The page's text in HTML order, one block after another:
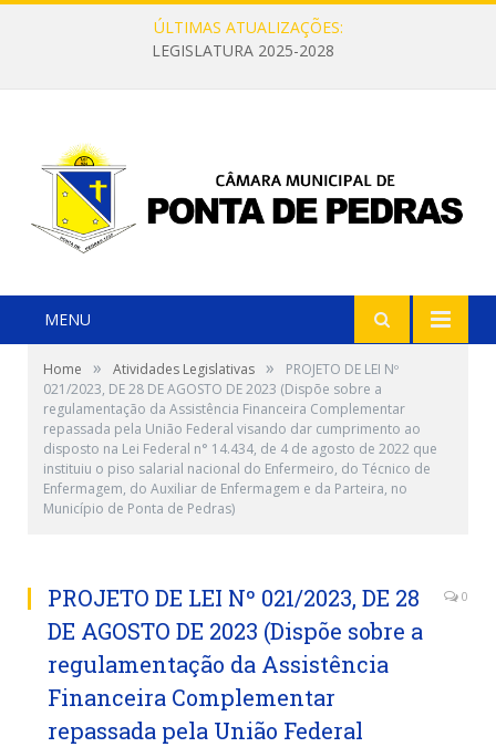
ÚLTIMAS ATUALIZAÇÕES:
LEGISLATURA 2025-2028
MENU
Home » Atividades Legislativas »
PROJETO DE LEI Nº
021/2023, DE 28 DE AGOSTO DE 2023 (Dispõe sobre a
regulamentação da Assistência Financeira Complementar
repassada pela União Federal visando dar cumprimento ao
disposto na Lei Federal n° 14.434, de 4 de agosto de 2022 que
instituiu o piso salarial nacional do Enfermeiro, do Técnico de
Enfermagem, do Auxiliar de Enfermagem e da Parteira, no
Município de Ponta de Pedras)
PROJETO DE LEI Nº 021/2023, DE 28
DE AGOSTO DE 2023 (Dispõe sobre a
regulamentação da Assistência
Financeira Complementar
repassada pela União Federal
0